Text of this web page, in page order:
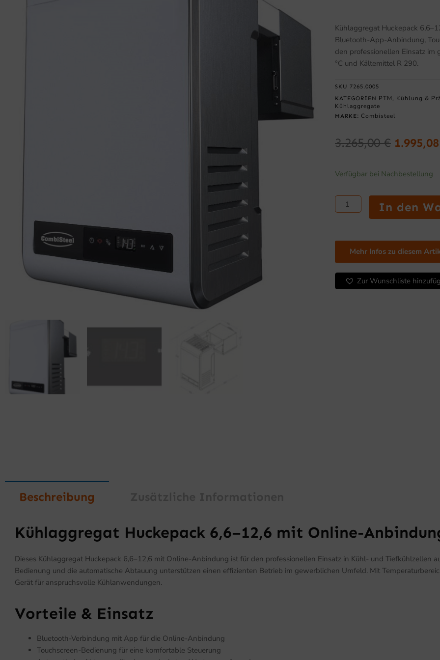
Kühlaggregat Huckepack
Bluetooth-App-Anbindung,
den professionellen Einsatz
°C und Kältemittel R 290.
SKU 7265.0005
KATEGORIEN PTM , Kühlung &
Kühlaggregate
MARKE: Combisteel
3.265,00€
war:
1.995,08
Verfügbar bei Nachbestellung
Kühlaggregat
Huckepack
12,6
mit
Anbindung
Menge
In den
Mehr Infos zu diesem
Zur Wunschliste
Beschreibung
Kühlaggregat Huckepack 6,6–12,6 mit Online-
Dieses Kühlaggregat Huckepack 6,6–12,6 mit Online-Anbindung ist für den professionellen Einsatz in Kühl- und Tiefkühlzellen
Bedienung und die automatische Abtauung unterstützen einen effizienten Betrieb im gewerblichen Umfeld. Mit
Gerät für anspruchsvolle Kühlanwendungen.
Vorteile & Einsatz
Bluetooth-Verbindung mit App für die Online-Anbindung
Touchscreen-Bedienung für eine komfortable Steuerung